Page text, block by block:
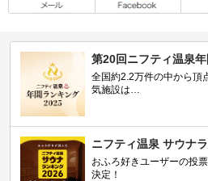
第20回ニフティ温泉
全国約2.2万件の中から頂
気施設は…
ニフティ温泉 サウナ
おふろ好きユーザーの投
決定！